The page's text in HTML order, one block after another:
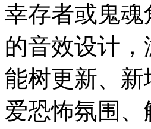
幸存者或鬼
的音效设计
能树更新、
爱恐怖氛围